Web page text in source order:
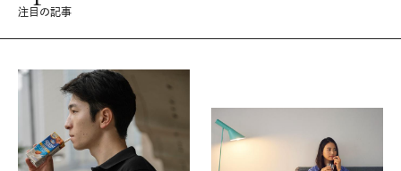
注目の記事